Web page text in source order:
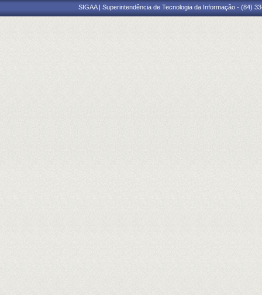
SIGAA | Superintendência de Tecnologia da Informação - (84)